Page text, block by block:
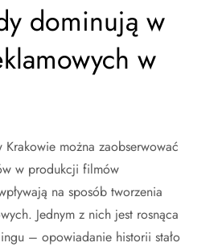
dominują w
w
można zaobserwować
w produkcji filmów
na sposób tworzenia
Jednym z nich jest rosnąca
– opowiadanie historii stało